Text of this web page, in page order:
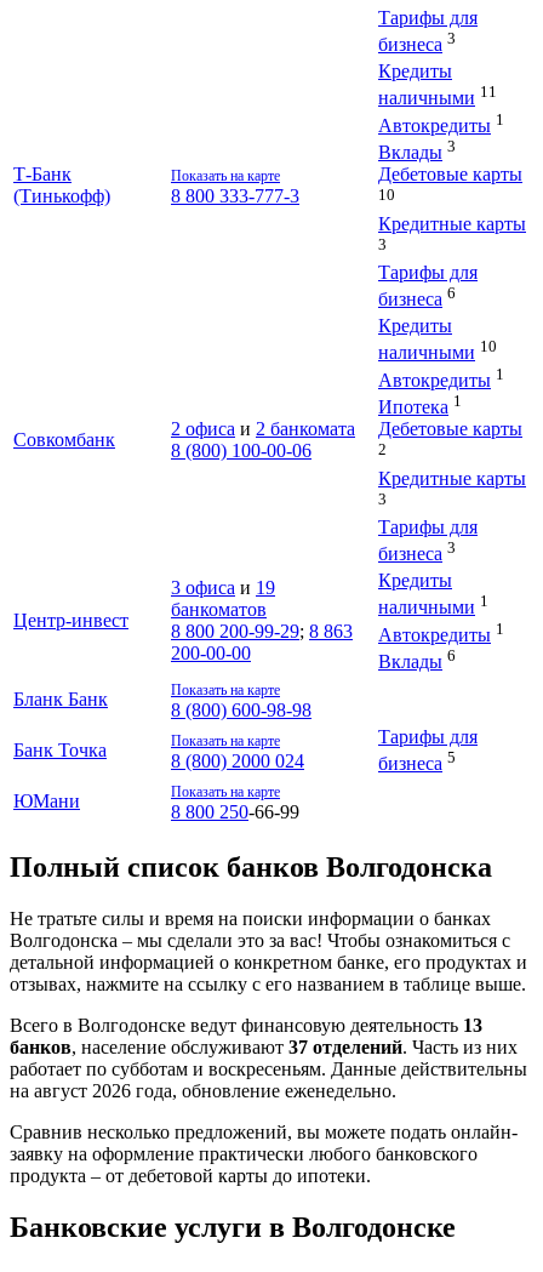
Тарифы для
бизнеса 3
Т-Банк
(Тинькофф)
Показать на карте
8 800 333-777-3
Кредиты
наличными 11
Автокредиты 1
Вклады 3
Дебетовые карты
10
Кредитные карты
3
Тарифы для
бизнеса 6
Совкомбанк
2 офиса и 2 банкомата
8 (800) 100-00-06
Кредиты
наличными 10
Автокредиты 1
Ипотека 1
Дебетовые карты
2
Кредитные карты
3
Тарифы для
бизнеса 3
Центр-инвест
3 офиса и 19
банкоматов
8 800 200-99-29; 8 863
200-00-00
Кредиты
наличными 1
Автокредиты 1
Вклады 6
Бланк Банк Показать на карте
8 (800) 600-98-98
Банк Точка
Показать на карте
8 (800) 2000 024
Тарифы для
бизнеса 5
ЮМани Показать на карте
8 800 250‑66‑99
Полный список банков Волгодонска
Не тратьте силы и время на поиски информации о банках
Волгодонска – мы сделали это за вас! Чтобы ознакомиться с
детальной информацией о конкретном банке, его продуктах и
отзывах, нажмите на ссылку с его названием в таблице выше.
Всего в Волгодонске ведут финансовую деятельность 13
банков, население обслуживают 37 отделений. Часть из них
работает по субботам и воскресеньям. Данные действительны
на август 2026 года, обновление еженедельно.
Сравнив несколько предложений, вы можете подать онлайн-
заявку на оформление практически любого банковского
продукта – от дебетовой карты до ипотеки.
Банковские услуги в Волгодонске